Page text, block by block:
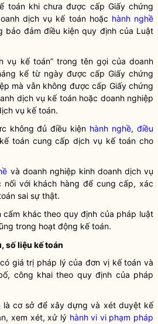
toánkhi chưa được cấp Giấy chứng
dịch vụ kế toánhoặc hành nghề
bảo đảm điều kiện quy định của Luật
vụ kế toán” trong tên gọi của doanh
kể từ ngày được cấp Giấy chứng
mà vẫn không được cấp Giấy chứng
dịch vụ kế toánhoặc doanh nghiệp
vụ kế toán.
không đủ điều kiện hành nghề,điều
kế toáncung cấp dịch vụ kế toán cho
và doanh nghiệp kinh doanh dịch vụ
với khách hàng để cung cấp, xác
sai sự thật.
cấm khác theo quy định của pháp luật
trong hoạt động kế toán.
số liệu kế toán
có giá trị pháp lý củađơn vị kế toán và
công khai theo quy định của pháp
là cơ sở để xây dựng và xét duyệt kế
xem xét, xử lý hành vi vi phạm pháp